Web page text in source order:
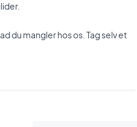
du mangler hos os. Tag selv et